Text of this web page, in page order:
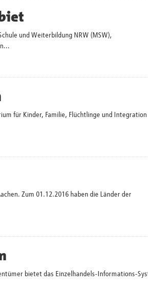
und Weiterbildung NRW (MSW),
für Kinder, Familie, Flüchtlinge und Integration
Zum 01.12.2016 haben die Länder der
bietet das Einzelhandels-Informations-